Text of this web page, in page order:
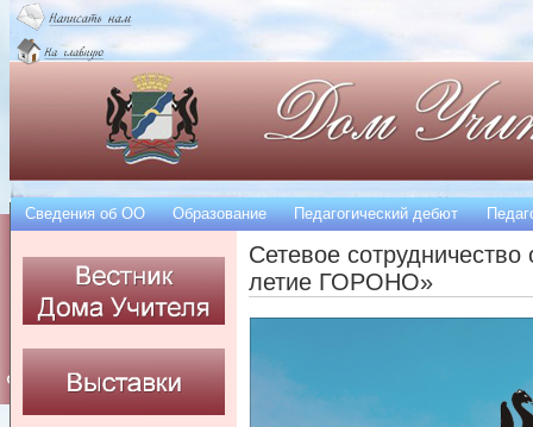
Сетевое
летие ГОРОНО»
Сведения об OO Образование Педагогический дебют